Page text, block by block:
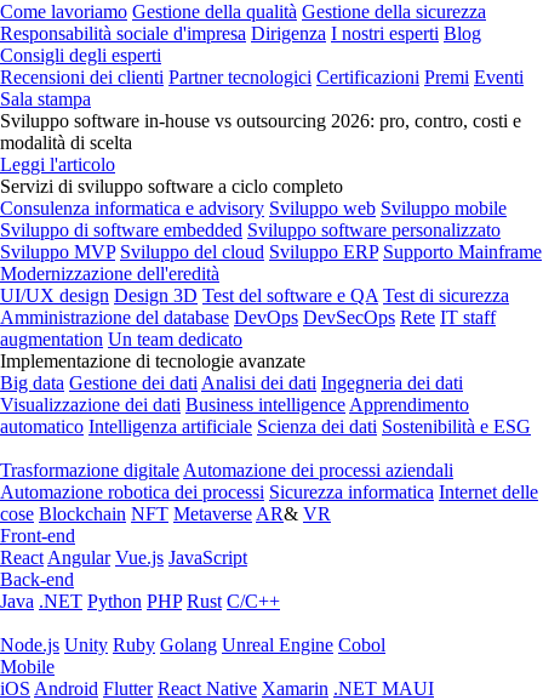
Come lavoriamo Gestione della qualità Gestione della sicurezza
Responsabilità sociale d'impresa Dirigenza I nostri esperti Blog
Consigli degli esperti
Recensioni dei clienti Partner tecnologici Certificazioni Premi Eventi
Sala stampa
Sviluppo software in-house vs outsourcing 2026: pro, contro, costi e
modalità di scelta
Leggi l'articolo
Servizi di sviluppo software a ciclo completo
Consulenza informatica e advisory Sviluppo web Sviluppo mobile
Sviluppo di software embedded Sviluppo software personalizzato
Sviluppo MVP Sviluppo del cloud Sviluppo ERP Supporto Mainframe
Modernizzazione dell'eredità
UI/UX design Design 3D Test del software e QA Test di sicurezza
Amministrazione del database DevOps DevSecOps Rete IT staff
augmentation Un team dedicato
Implementazione di tecnologie avanzate
Big data Gestione dei dati Analisi dei dati Ingegneria dei dati
Visualizzazione dei dati Business intelligence Apprendimento
automatico Intelligenza artificiale Scienza dei dati Sostenibilità e ESG
Trasformazione digitale Automazione dei processi aziendali
Automazione robotica dei processi Sicurezza informatica Internet delle
cose Blockchain NFT Metaverse AR& VR
Front-end
React Angular Vue.js JavaScript
Back-end
Java .NET Python PHP Rust C/C++
Node.js Unity Ruby Golang Unreal Engine Cobol
Mobile
iOS Android Flutter React Native Xamarin .NET MAUI